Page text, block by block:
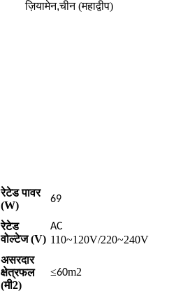
ज़ियामेन,चीन (महाद्वीप)
रेटेड पावर
(W)
69
रेटेड
वोल्टेज (V)
AC
110~120V/220~240V
असरदार
क्षेत्रफल
(मी2)
≤60m2